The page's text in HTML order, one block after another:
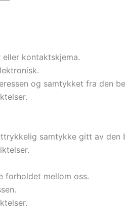
kontaktskjema.
og samtykket fra den
samtykke gitt av den
forholdet mellom oss.